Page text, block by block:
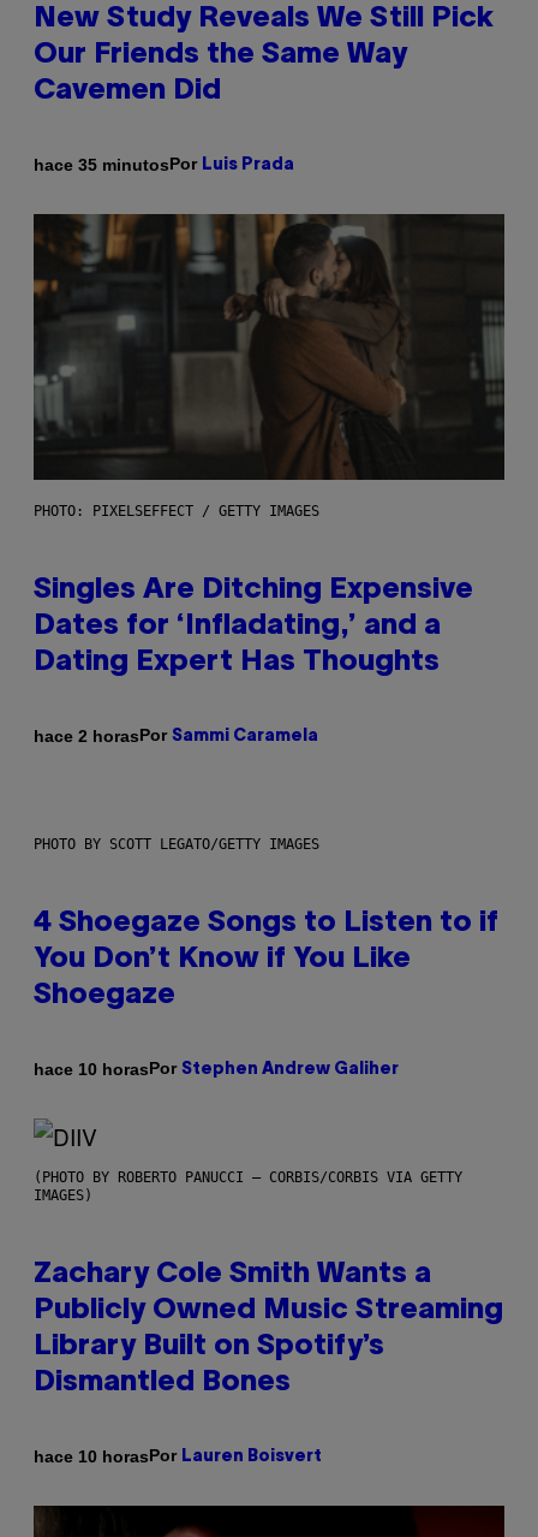
New Study Reveals We Still Pick
Our Friends the Same Way
Cavemen Did
hace 35 minutosPor Luis Prada
PHOTO: PIXELSEFFECT / GETTY IMAGES
Singles Are Ditching Expensive
Dates for ‘Infladating,’ and a
Dating Expert Has Thoughts
hace 2 horasPor Sammi Caramela
PHOTO BY SCOTT LEGATO/GETTY IMAGES
4 Shoegaze Songs to Listen to if
You Don’t Know if You Like
Shoegaze
hace 10 horasPor Stephen Andrew Galiher
(PHOTO BY ROBERTO PANUCCI – CORBIS/CORBIS VIA GETTY
IMAGES)
Zachary Cole Smith Wants a
Publicly Owned Music Streaming
Library Built on Spotify’s
Dismantled Bones
hace 10 horasPor Lauren Boisvert